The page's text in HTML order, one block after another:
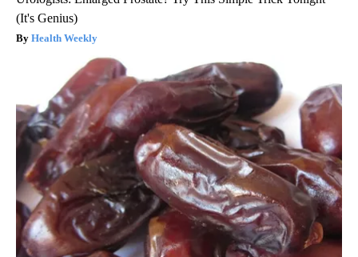
(It's Genius)
Health Weekly